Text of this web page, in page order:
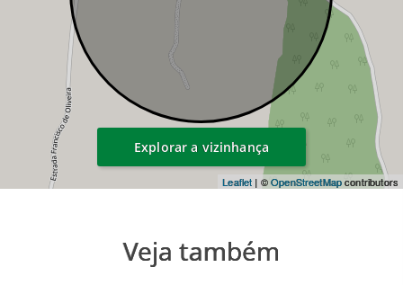
Leaflet | ©OpenStreetMapcontributors
Explorar a vizinhança
Veja também